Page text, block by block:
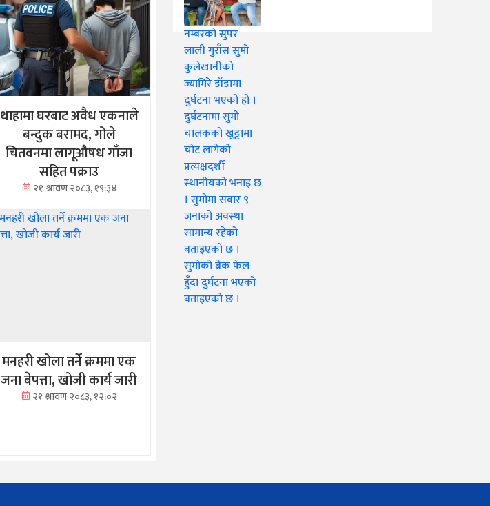
थाहामा घरबाट अवैध एकनाले
बन्दुक बरामद, गोले
चितवनमा लागूऔषध गाँजा
सहित पक्राउ
२१ श्रावण २०८३, १९:३४
मनहरी खोला तर्ने क्रममा एक
जना बेपत्ता, खोजी कार्य जारी
२१ श्रावण २०८३, १२:०२